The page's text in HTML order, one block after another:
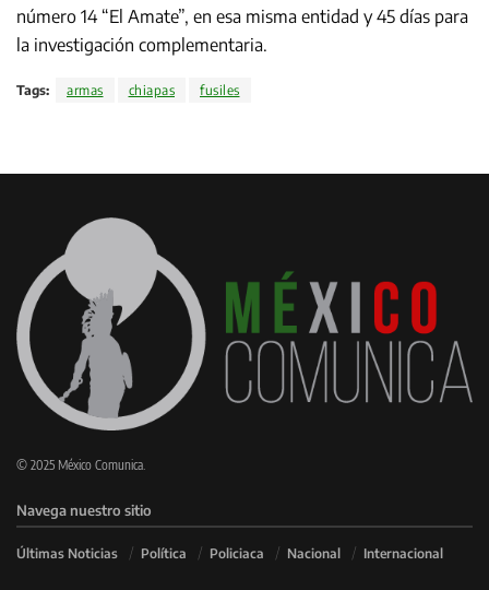
número 14 “El Amate”, en esa misma entidad y 45 días para
la investigación complementaria.
Tags: armas chiapas fusiles
© 2025 México Comunica.
Navega nuestro sitio
Últimas Noticias Política Policiaca Nacional Internacional